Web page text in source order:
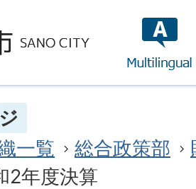
一覧 総合政策部
2年度決算